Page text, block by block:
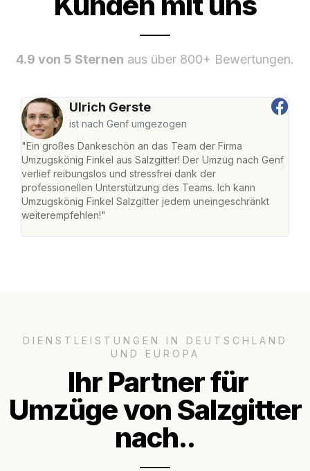
4.9 von 5 Sternen aus über 800+ Bewertungen.
Ulrich Gerste
ist nach Genf umgezogen
"Ein großes Dankeschön an das Team der Firma
Umzugskönig Finkel aus Salzgitter! Der Umzug nach Genf
verlief reibungslos und stressfrei dank der
professionellen Unterstützung des Teams. Ich kann
Umzugskönig Finkel Salzgitter jedem uneingeschränkt
weiterempfehlen!"
DIENSTLEISTUNGEN IN DEUTSCHLAND
UND EUROPA
Ihr Partner für
Umzüge von Salzgitter
nach..